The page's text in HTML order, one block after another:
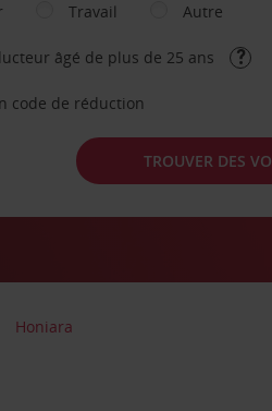
Travail Autre
âgé de plus de 25 ans
code de réduction
TROUVER DES
Honiara